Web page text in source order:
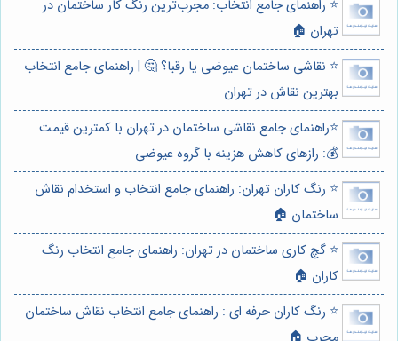
⭐️ راهنمای جامع انتخاب: مجرب‌ترین رنگ کار ساختمان در
تهران 🏠
⭐️ نقاشی ساختمان عیوضی یا رقبا؟ 🤔 | راهنمای جامع انتخاب
بهترین نقاش در تهران
⭐️راهنمای جامع نقاشی ساختمان در تهران با کمترین قیمت
💰: رازهای کاهش هزینه با گروه عیوضی
⭐️ رنگ کاران تهران: راهنمای جامع انتخاب و استخدام نقاش
ساختمان 🏠
⭐️ گچ کاری ساختمان در تهران: راهنمای جامع انتخاب رنگ
کاران 🏠
⭐️ رنگ کاران حرفه ای : راهنمای جامع انتخاب نقاش ساختمان